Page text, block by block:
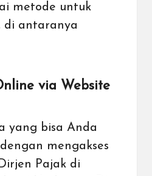
metode untuk
di antaranya
via Website
yang bisa Anda
mengakses
Pajak di